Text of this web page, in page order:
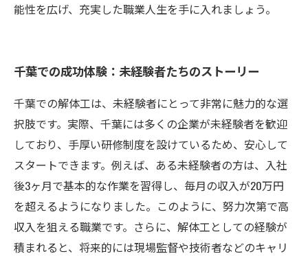
能性を広げ、充実した職業人生を手に入れましょう。
千葉での成功体験：未経験者たちのストーリー
千葉での解体工は、未経験者にとって非常に魅力的な選
択肢です。実際、千葉には多くの企業が未経験者を歓迎
しており、手厚い研修制度を設けているため、安心して
スタートできます。例えば、ある未経験者の方は、入社
後3ヶ月で基本的な作業を習得し、毎月の収入が20万円
を超えるようになりました。このように、努力次第で高
収入を狙える職業です。さらに、解体工としての経験が
積まれると、将来的には現場監督や技術者などのキャリ